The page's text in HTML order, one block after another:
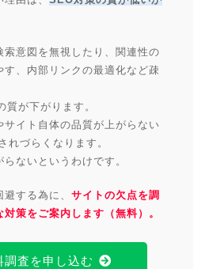
索意図を無視したり、関連性の
、内部リンクの最適化など疎
が下がります。
サイト自体の品質が上がらない
れづらくなります。
ないというわけです。
する為に、 サイトの欠点を調
策をご案内します（無料）。
調査を申し込む